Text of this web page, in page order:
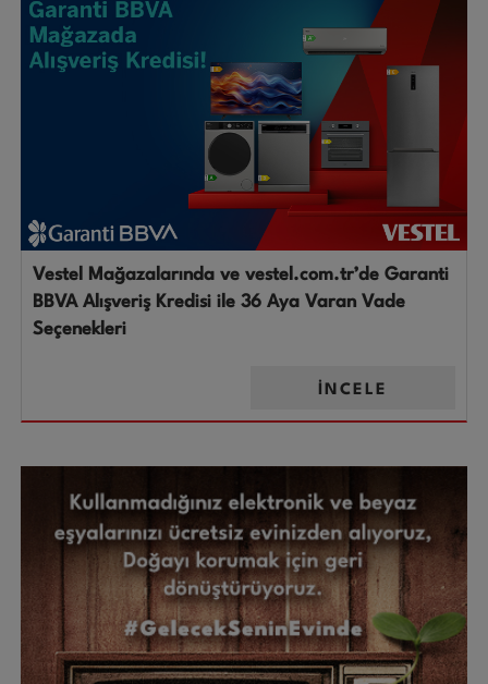
Vestel Mağazalarında ve vestel.com.tr’de Garanti
BBVA Alışveriş Kredisi ile 36 Aya Varan Vade
Seçenekleri
İNCELE